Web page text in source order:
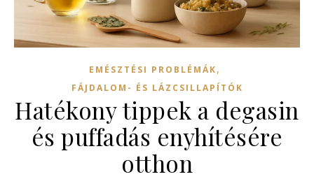
EMÉSZTÉSI PROBLÉMÁK,
FÁJDALOM- ÉS LÁZCSILLAPÍTÓK
Hatékony tippek a degasin
és puffadás enyhítésére
otthon